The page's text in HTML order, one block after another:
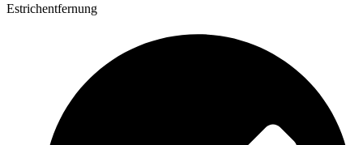
Estrichentfernung